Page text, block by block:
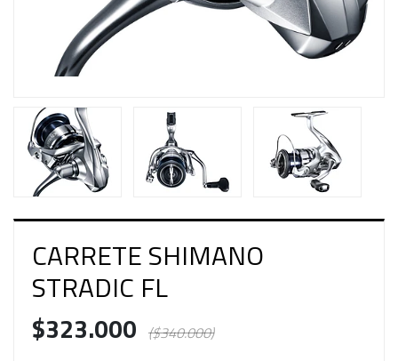
CARRETE SHIMANO
STRADIC FL
$323.000 ($340.000)